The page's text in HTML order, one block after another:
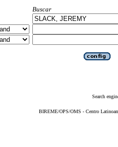
Buscar
Search
BIREME/OPS/OMS - Centro